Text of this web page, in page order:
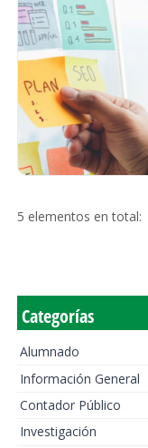
5 elementos en total:
Categorías
Alumnado
Información General
Contador Público
Investigación